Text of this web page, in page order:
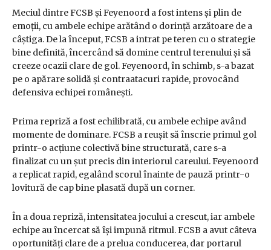
Meciul dintre FCSB și Feyenoord a fost intens și plin de
emoții, cu ambele echipe arătând o dorință arzătoare de a
câștiga. De la început, FCSB a intrat pe teren cu o strategie
bine definită, încercând să domine centrul terenului și să
creeze ocazii clare de gol. Feyenoord, în schimb, s-a bazat
pe o apărare solidă și contraatacuri rapide, provocând
defensiva echipei românești.
Prima repriză a fost echilibrată, cu ambele echipe având
momente de dominare. FCSB a reușit să înscrie primul gol
printr-o acțiune colectivă bine structurată, care s-a
finalizat cu un șut precis din interiorul careului. Feyenoord
a replicat rapid, egalând scorul înainte de pauză printr-o
lovitură de cap bine plasată după un corner.
În a doua repriză, intensitatea jocului a crescut, iar ambele
echipe au încercat să își impună ritmul. FCSB a avut câteva
oportunități clare de a prelua conducerea, dar portarul